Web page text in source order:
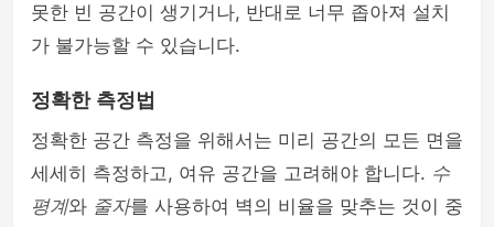
못한 빈 공간이 생기거나, 반대로 너무 좁아져 설치
가 불가능할 수 있습니다.
정확한 측정법
정확한 공간 측정을 위해서는 미리 공간의 모든 면을
세세히 측정하고, 여유 공간을 고려해야 합니다. 수
평계와 줄자를 사용하여 벽의 비율을 맞추는 것이 중